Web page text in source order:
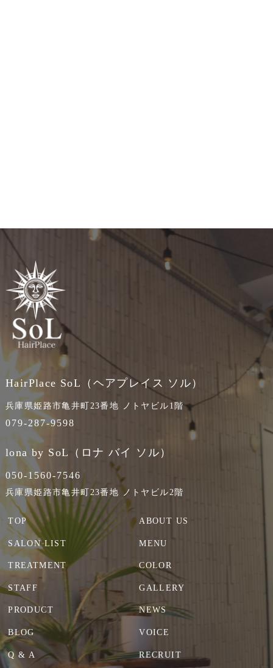
HairPlace SoL（ヘアプレイス ソル）
兵庫県姫路市亀井町23番地 ノトヤビル1階
079-287-9598
lona by SoL（ロナ バイ ソル）
050-1560-7546
兵庫県姫路市亀井町23番地 ノトヤビル2階
TOP ABOUT US
SALON LIST MENU
TREATMENT COLOR
STAFF GALLERY
PRODUCT NEWS
BLOG VOICE
Q & A RECRUIT